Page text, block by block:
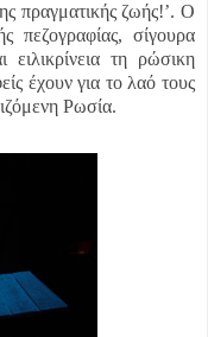
πραγματικής ζωής!’. Ο
πεζογραφίας, σίγουρα
ειλικρίνεια τη ρώσικη
έχουν για το λαό τους
Ρωσία.